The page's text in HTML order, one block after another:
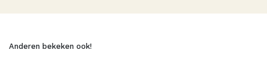
Anderen bekeken ook!